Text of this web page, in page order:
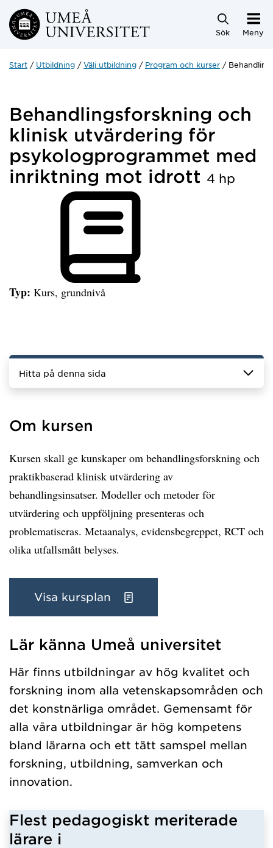
Hoppa direkt till innehållet
Sök Meny
Start Utbildning Välj utbildning Program och kurser
Behandlingsforskning och
klinisk utvärdering för
psykologprogrammet med
inriktning mot idrott 4 hp
Typ: Kurs, grundnivå
Hitta på denna sida
Om kursen
Kursen skall ge kunskaper om behandlingsforskning och
praktikbaserad klinisk utvärdering av
behandlingsinsatser. Modeller och metoder för
utvärdering och uppföljning presenteras och
problematiseras. Metaanalys, evidensbegreppet, RCT och
olika utfallsmått belyses.
Visa kursplan
Har hämtat kursochkurspaket.
Lär känna Umeå universitet
Här finns utbildningar av hög kvalitet och
forskning inom alla vetenskapsområden och
det konstnärliga området. Gemensamt för
alla våra utbildningar är hög kompetens
bland lärarna och ett tätt samspel mellan
forskning, utbildning, samverkan och
innovation.
Flest pedagogiskt meriterade
lärare i